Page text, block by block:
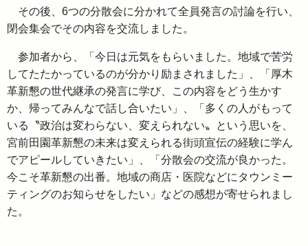
その後、6つの分散会に分かれて全員発言の討論を行い、
閉会集会でその内容を交流しました。
参加者から、「今日は元気をもらいました。地域で苦労
してたたかっているのが分かり励まされました」、「厚木
革新懇の世代継承の発言に学び、この内容をどう生かす
か、帰ってみんなで話し合いたい」、「多くの人がもって
いる〝政治は変わらない、変えられない〟という思いを、
宮前田園革新懇の未来は変えられる街頭宣伝の経験に学ん
でアピールしていきたい」、「分散会の交流が良かった。
今こそ革新懇の出番。地域の商店・医院などにタウンミー
ティングのお知らせをしたい」などの感想が寄せられまし
た。